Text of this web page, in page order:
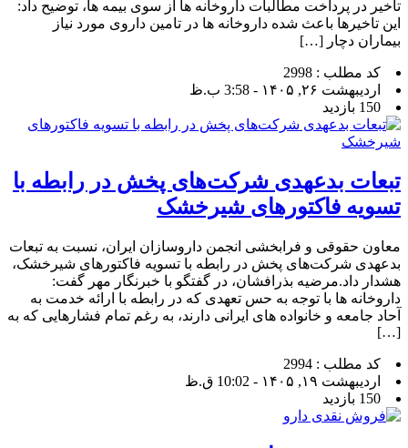
تاخیر در پرداخت مطالبات داروخانه ها از سوی بیمه ها، توضیح داد:
این تاخیرها باعث شده داروخانه ها در تامین داروی مورد نیاز
بیماران دچار […]
کد مطلب : 2998
اردیبهشت ۲۶, ۱۴۰۵ - 3:58 ب.ظ
150 بازدید
تبعات بدعهدی شرکت‌های پخش در رابطه با
تسویه فاکتورهای شیرخشک
معاون حقوقی و فرابخشی انجمن داروسازان ایران، نسبت به تبعات
بدعهدی شرکت‌های پخش در رابطه با تسویه فاکتورهای شیرخشک،
هشدار داد.مرضیه بذرافشان، در گفتگو با خبرنگار مهر گفت:
داروخانه ها با توجه به حس تعهدی که در رابطه با ارائه خدمت به
آحاد جامعه و خانواده های ایرانی دارند، به رغم تمام فشارهایی که به
[…]
کد مطلب : 2994
اردیبهشت ۱۹, ۱۴۰۵ - 10:02 ق.ظ
150 بازدید